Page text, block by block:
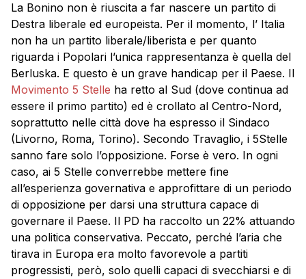
La Bonino non è riuscita a far nascere un partito di
Destra liberale ed europeista. Per il momento, l’ Italia
non ha un partito liberale/liberista e per quanto
riguarda i Popolari l’unica rappresentanza è quella del
Berluska. E questo è un grave handicap per il Paese. Il
Movimento 5 Stelle ha retto al Sud (dove continua ad
essere il primo partito) ed è crollato al Centro-Nord,
soprattutto nelle città dove ha espresso il Sindaco
(Livorno, Roma, Torino). Secondo Travaglio, i 5Stelle
sanno fare solo l’opposizione. Forse è vero. In ogni
caso, ai 5 Stelle converrebbe mettere fine
all’esperienza governativa e approfittare di un periodo
di opposizione per darsi una struttura capace di
governare il Paese. Il PD ha raccolto un 22% attuando
una politica conservativa. Peccato, perché l’aria che
tirava in Europa era molto favorevole a partiti
progressisti, però, solo quelli capaci di svecchiarsi e di